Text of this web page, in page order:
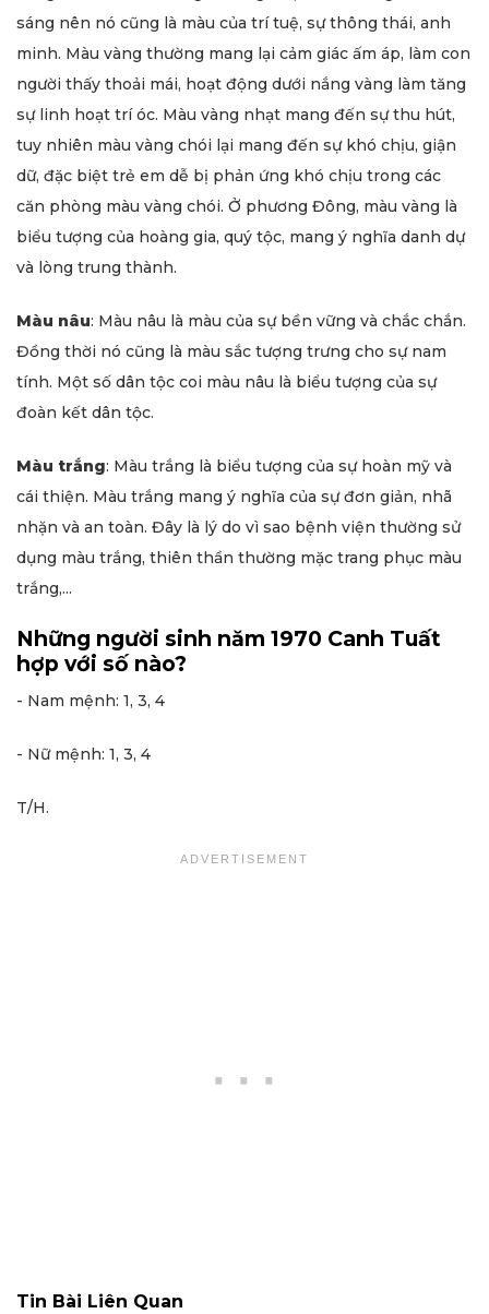
sáng nên nó cũng là màu của trí tuệ, sự thông thái, anh
minh. Màu vàng thường mang lại cảm giác ấm áp, làm con
người thấy thoải mái, hoạt động dưới nắng vàng làm tăng
sự linh hoạt trí óc. Màu vàng nhạt mang đến sự thu hút,
tuy nhiên màu vàng chói lại mang đến sự khó chịu, giận
dữ, đặc biệt trẻ em dễ bị phản ứng khó chịu trong các
căn phòng màu vàng chói. Ở phương Đông, màu vàng là
biểu tượng của hoàng gia, quý tộc, mang ý nghĩa danh dự
và lòng trung thành.
Màu nâu: Màu nâu là màu của sự bền vững và chắc chắn.
Đồng thời nó cũng là màu sắc tượng trưng cho sự nam
tính. Một số dân tộc coi màu nâu là biểu tượng của sự
đoàn kết dân tộc.
Màu trắng: Màu trắng là biểu tượng của sự hoàn mỹ và
cái thiện. Màu trắng mang ý nghĩa của sự đơn giản, nhã
nhặn và an toàn. Đây là lý do vì sao bệnh viện thường sử
dụng màu trắng, thiên thần thường mặc trang phục màu
trắng,...
Những người sinh năm 1970 Canh Tuất
hợp với số nào?
- Nam mệnh: 1, 3, 4
- Nữ mệnh: 1, 3, 4
T/H.
Tin Bài Liên Quan